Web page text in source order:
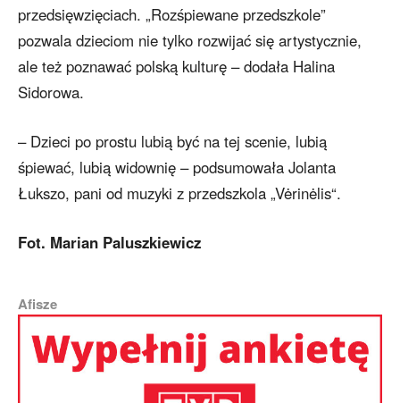
przedsięwzięciach. „Rozśpiewane przedszkole”
pozwala dzieciom nie tylko rozwijać się artystycznie,
ale też poznawać polską kulturę – dodała Halina
Sidorowa.
– Dzieci po prostu lubią być na tej scenie, lubią
śpiewać, lubią widownię – podsumowała Jolanta
Łukszo, pani od muzyki z przedszkola „Vėrinėlis“.
Fot. Marian Paluszkiewicz
Afisze